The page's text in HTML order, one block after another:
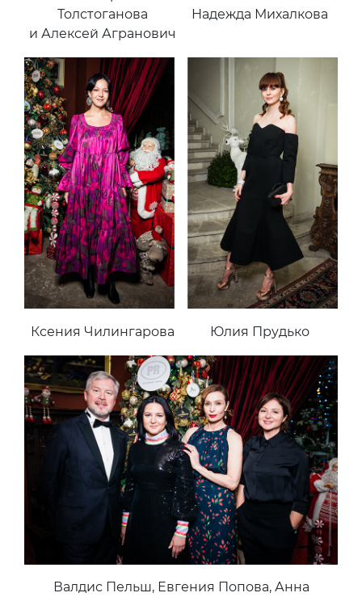
Толстоганова
и Алексей Агранович
Надежда Михалкова
Ксения Чилингарова Юлия Прудько
Валдис Пельш, Евгения Попова, Анна